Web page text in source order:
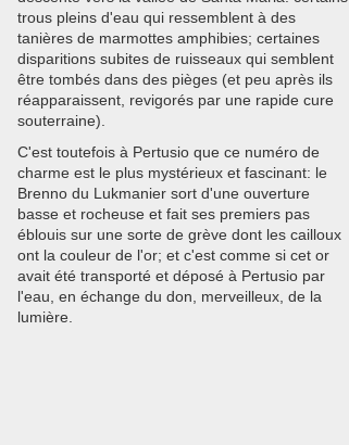
trous pleins d'eau qui ressemblent à des
tanières de marmottes amphibies; certaines
disparitions subites de ruisseaux qui semblent
être tombés dans des pièges (et peu après ils
réapparaissent, revigorés par une rapide cure
souterraine).
C'est toutefois à Pertusio que ce numéro de
charme est le plus mystérieux et fascinant: le
Brenno du Lukmanier sort d'une ouverture
basse et rocheuse et fait ses premiers pas
éblouis sur une sorte de grève dont les cailloux
ont la couleur de l'or; et c'est comme si cet or
avait été transporté et déposé à Pertusio par
l'eau, en échange du don, merveilleux, de la
lumière.